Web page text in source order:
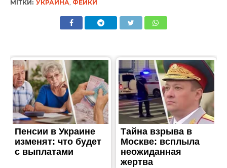
МІТКИ: УКРАИНА ФЕЙКИ